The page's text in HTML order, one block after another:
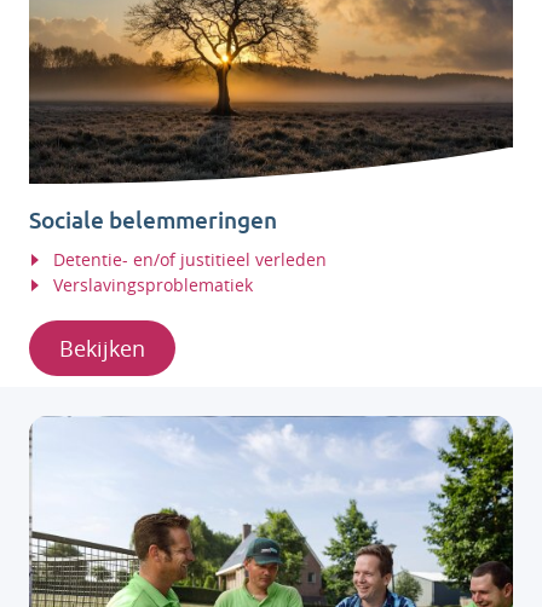
Sociale belemmeringen
Detentie- en/of justitieel verleden
Verslavingsproblematiek
Bekijken